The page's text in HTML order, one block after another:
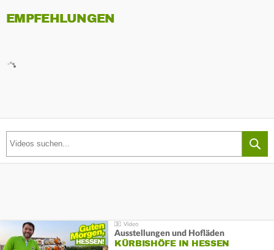
EMPFEHLUNGEN
Ausstellungen und Hofläden
KÜRBISHÖFE IN HESSEN